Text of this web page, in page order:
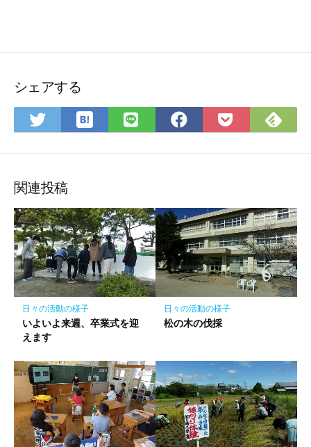
シェアする
Twitter
で
ア
は
て
ク
マ
ー
ク
に
保
存
LINE
で
Facebook
で
Pocket
に
で
関連投稿
日々の活動の様子
いよいよ来週、卒業式を迎
えます
日々の活動の様子
松の木の伐採